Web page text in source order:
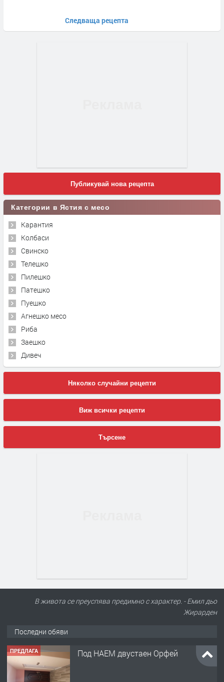
Следваща рецепта
Публикувай нова рецепта
Категории в Ястия с месо
Карантия
Колбаси
Свинско
Телешко
Пилешко
Патешко
Пуешко
Агнешко месо
Риба
Заешко
Дивеч
Няколко случайни рецепти
Виж всички рецепти
Търсене
В живота се преуспява предимно с характер. - Емил дьо
Жирарден
Последни обяви
ПРЕДЛАГА Под НАЕМ двустаен Орфей